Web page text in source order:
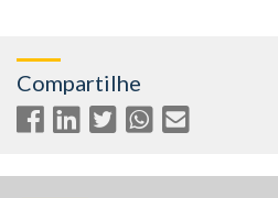
Compartilhe